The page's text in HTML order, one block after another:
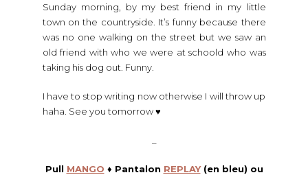
Sunday morning, by my best friend in my little
town on the countryside. It’s funny because there
was no one walking on the street but we saw an
old friend with who we were at schoold who was
taking his dog out. Funny.
I have to stop writing now otherwise I will throw up
haha. See you tomorrow ♥
Pull MANGO ♦ Pantalon REPLAY(en bleu) ou